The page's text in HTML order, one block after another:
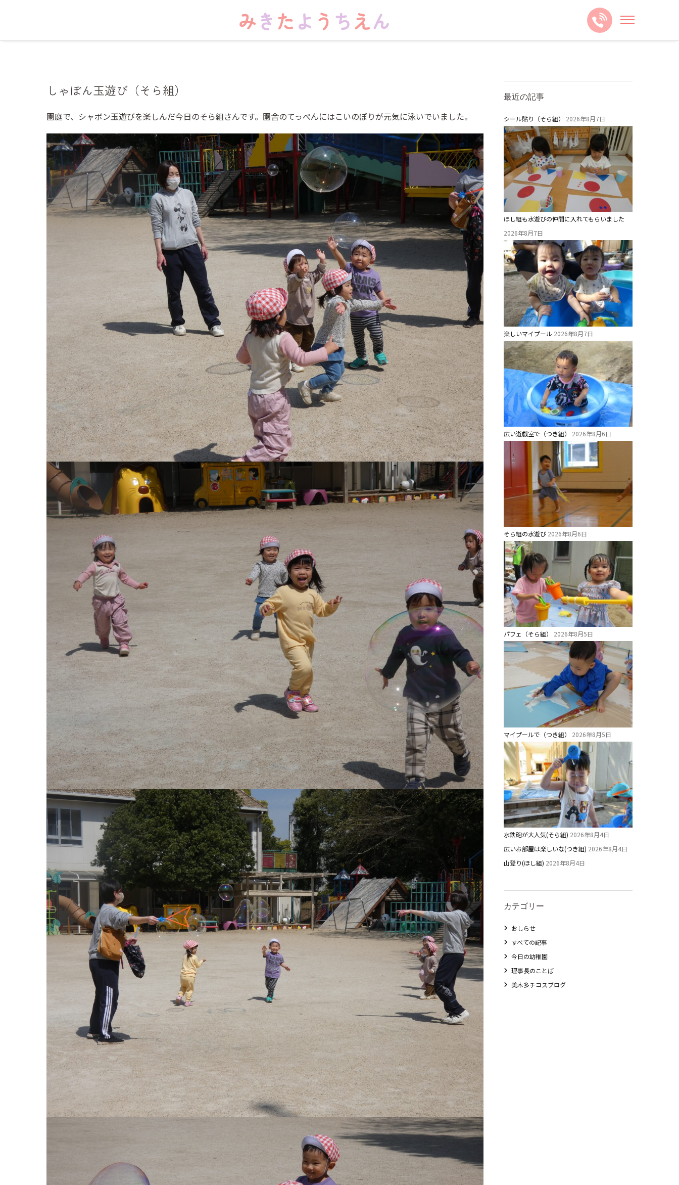
しゃぼん玉遊び（そら組）
園庭で、シャボン玉遊びを楽しんだ今日のそら組さんです。園舎のてっぺんにはこいのぼりが元気に泳いでいました。
最近の記事
シール貼り（そら組） 2026年8月7日
ほし組も水遊びの仲間に入れてもらいました
2026年8月7日
楽しいマイプール 2026年8月7日
広い遊戯室で（つき組） 2026年8月6日
そら組の水遊び 2026年8月6日
パフェ（そら組） 2026年8月5日
マイプールで（つき組） 2026年8月5日
水鉄砲が大人気(そら組) 2026年8月4日
広いお部屋は楽しいな(つき組) 2026年8月4日
山登り(ほし組) 2026年8月4日
カテゴリー
おしらせ
すべての記事
今日の幼稚園
理事長のことば
美木多チコスブログ
お知らせ 今日の幼稚園 園児募集要項
教職員募集
園のこと
園舎案内
安⼼・安全対策
課外教室
教育と保育
美⽊多幼稚園の理想
園の1⽇
年間⾏事
預かり保育［ヒラソル ]
美⽊多チコス
美⽊多チコスについて
美⽊多チコスブログ
未就園児クラス
0歳親子登園［マカロンクラス ]
1歳・2歳親子登園［マリポサクラス ]
2歳児ひとり登園［ゆず組 ]
関係先リンク